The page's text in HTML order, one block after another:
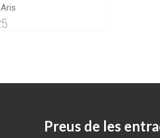
Preus de les